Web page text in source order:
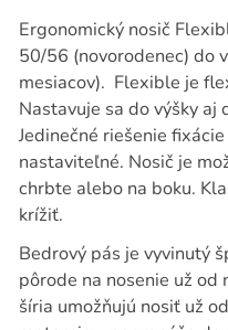
Ergonomický nosič
50/56 (novorodenec) do
mesiacov). Flexible je
Nastavuje sa do výšky
Jedinečné riešenie
nastaviteľné. Nosič je
chrbte alebo na boku.
krížiť.
Bedrový pás je vyvinutý
pôrode na nosenie už od
šíria umožňujú nosiť už